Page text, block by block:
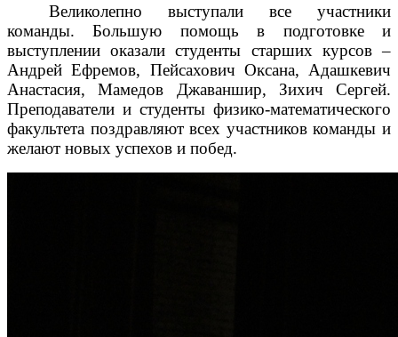
Великолепно выступали все участники
команды. Большую помощь в подготовке и
выступлении оказали студенты старших курсов –
Андрей Ефремов, Пейсахович Оксана, Адашкевич
Анастасия, Мамедов Джаваншир, Зихич Сергей.
Преподаватели и студенты физико-математического
факультета поздравляют всех участников команды и
желают новых успехов и побед.